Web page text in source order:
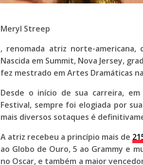
Meryl Streep
, renomada atriz norte-
Nascida em Summit, Nova Jersey,
fez mestrado em Artes Dramáticas
Desde o início de sua carreira,
Festival, sempre foi elogiada por
mais diversos sotaques é
A atriz recebeu a princípio mais de
ao Globo de Ouro, 5 ao Grammy e
no Oscar, e também a maior